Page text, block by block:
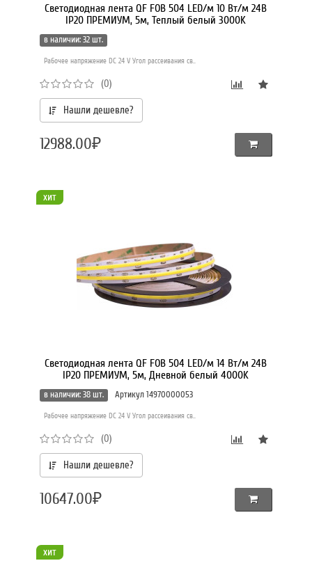
Светодиодная лента QF FOB 504 LED/м 10 Вт/м 24В
IP20 ПРЕМИУМ, 5м, Теплый белый 3000K
в наличии: 32 шт.
Рабочее напряжение DC 24 V Угол рассеивания св..
(0)
Нашли дешевле?
12988.00₽
хит
Светодиодная лента QF FOB 504 LED/м 14 Вт/м 24В
IP20 ПРЕМИУМ, 5м, Дневной белый 4000K
в наличии: 38 шт. Артикул 14970000053
Рабочее напряжение DC 24 V Угол рассеивания св..
(0)
Нашли дешевле?
10647.00₽
хит